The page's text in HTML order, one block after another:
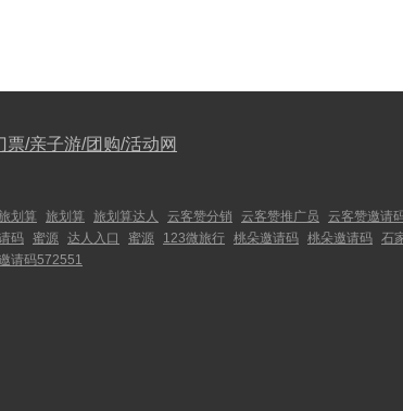
票/亲子游/团购/活动网
划算 旅划算 旅划算达人 云客赞分销 云客赞推广员 云客赞邀请
码 蜜源 达人入口 蜜源 123微旅行 桃朵邀请码 桃朵邀请码 石
请码572551